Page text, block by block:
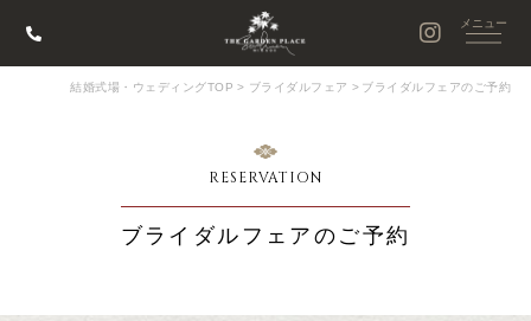
結婚式場・ウェディングTOP > ブライダルフェア > ブライダルフェアのご予約
RESERVATION
ブライダルフェアのご予約